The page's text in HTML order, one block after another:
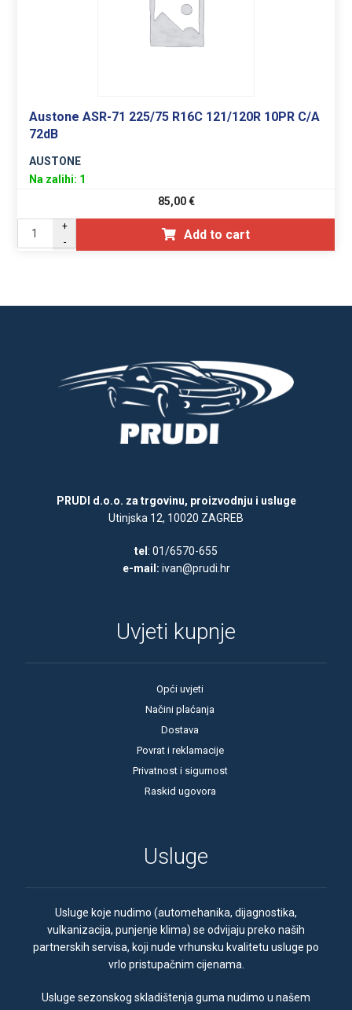
Austone ASR-71 225/75 R16C 121/120R 10PR C/A
72dB
AUSTONE
Na zalihi: 1
85,00€
+
-
Add to cart
PRUDI d.o.o. za trgovinu, proizvodnju i usluge
Utinjska 12, 10020 ZAGREB
tel : 01/6570-655
e-mail: ivan@prudi.hr
Uvjeti kupnje
Opći uvjeti
Načini plaćanja
Dostava
Povrat i reklamacije
Privatnost i sigurnost
Raskid ugovora
Usluge
Usluge koje nudimo (automehanika, dijagnostika,
vulkanizacija, punjenje klima) se odvijaju preko naših
partnerskih servisa, koji nude vrhunsku kvalitetu usluge po
vrlo pristupačnim cijenama.
Usluge sezonskog skladištenja guma nudimo u našem